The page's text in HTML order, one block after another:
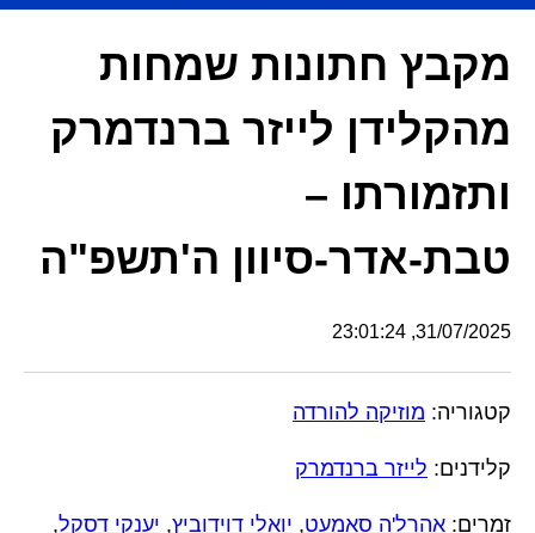
מקבץ חתונות שמחות
מהקלידן לייזר ברנדמרק
ותזמורתו –
טבת-אדר-סיוון ה'תשפ"ה
31/07/2025, 23:01:24
קטגוריה: מוזיקה להורדה
קלידנים: לייזר ברנדמרק
זמרים: אהרל'ה סאמעט, יואלי דוידוביץ, יענקי דסקל,